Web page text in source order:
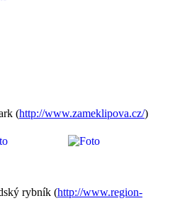
(http://www.zameklipova.cz/)
rybník (http://www.region-